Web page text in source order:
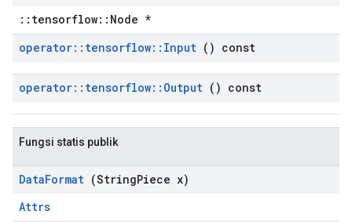
::tensorflow::Node *
operator:: tensorflow:: Input () const
operator:: tensorflow:: Output () const
Fungsi statis publik
DataFormat (StringPiece x)
Attrs